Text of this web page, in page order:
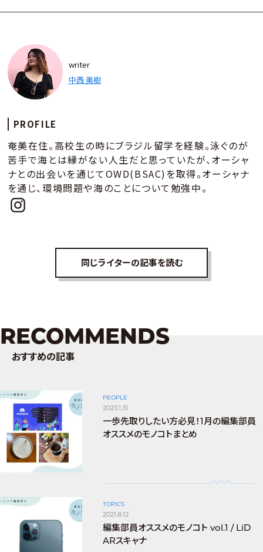
writer
中西 美樹
PROFILE
奄美在住。高校生の時にブラジル留学を経験。泳ぐのが
苦手で海とは縁がない人生だと思っていたが、オーシャ
ナとの出会いを通じてOWD(BSAC)を取得。オーシャナ
を通じ、環境問題や海のことについて勉強中。
同じライターの記事を読む
RECOMMENDS
おすすめの記事
PEOPLE
2023.1.31
一歩先取りしたい方必見！1月の編集部員
オススメのモノコトまとめ
TOPICS
2021.8.12
編集部員オススメのモノコト vol.1 / LiD
ARスキャナ